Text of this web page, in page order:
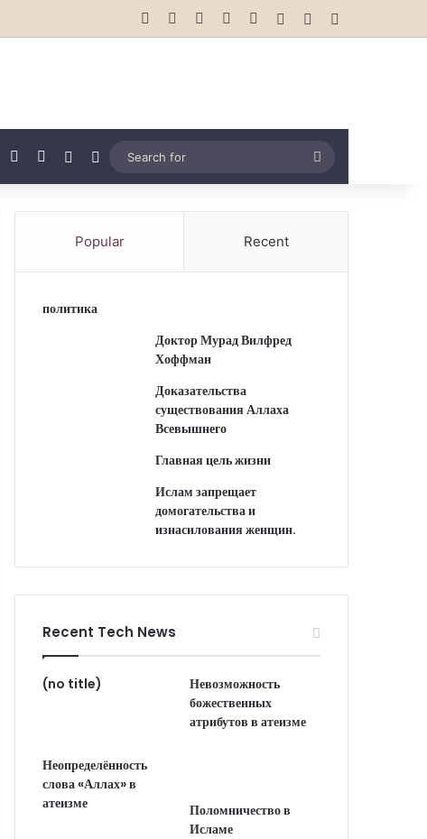
Facebook YouTubeInstagram
vk.comLog InRandom Article
YouTubeInstagram
vk.comRandom Article
Switch skin
for
Popular Recent
политика
Доктор Мурад Вилфред
Хоффман
Доказательства
существования Аллаха
Всевышнего
Главная цель жизни
Ислам запрещает
домогательства и
изнасилования женщин.
Recent Tech News
(no title)
Невозможность
божественных
атрибутов в атеизме
Неопределённость
слова «Аллах» в
атеизме
Поломничество в
Исламе